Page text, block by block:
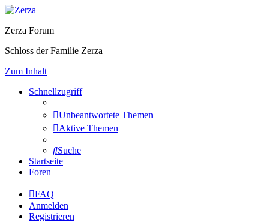
Zerza Forum
Schloss der Familie Zerza
Zum Inhalt
Schnellzugriff
Unbeantwortete Themen
Aktive Themen
Suche
Startseite
Foren
FAQ
Anmelden
Registrieren